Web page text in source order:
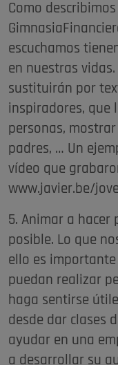
Como
escuchamos
en nuestras
sustituirán por
inspiradores, que
personas,
padres, … Un
vídeo que
www.javier.be/
5. Animar a
posible. Lo que
ello es
puedan realizar
haga sentirse
desde dar clases
ayudar en una
a desarrollar su